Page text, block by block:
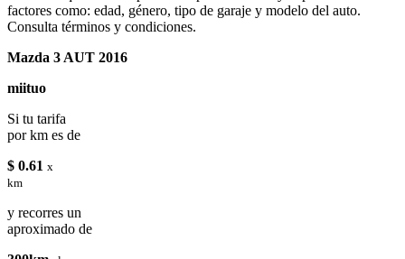
factores como: edad, género, tipo de garaje y modelo del auto.
Consulta términos y condiciones.
Mazda 3 AUT 2016
miituo
Si tu tarifa
por km es de
$ 0.61 x
km
y recorres un
aproximado de